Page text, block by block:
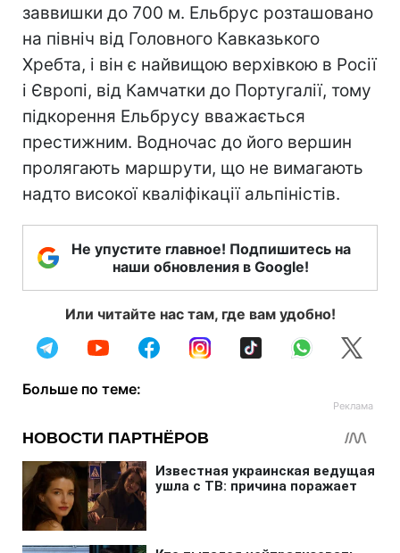
заввишки до 700 м. Ельбрус розташовано
на північ від Головного Кавказького
Хребта, і він є найвищою верхівкою в Росії
і Європі, від Камчатки до Португалії, тому
підкорення Ельбрусу вважається
престижним. Водночас до його вершин
пролягають маршрути, що не вимагають
надто високої кваліфікації альпіністів.
Не упустите главное! Подпишитесь на
наши обновления в Google!
Или читайте нас там, где вам удобно!
Больше по теме: